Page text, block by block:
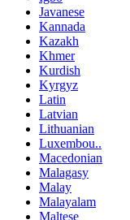
Javanese
Kannada
Kazakh
Khmer
Kurdish
Kyrgyz
Latin
Latvian
Lithuanian
Luxembou..
Macedonian
Malagasy
Malay
Malayalam
Maltese